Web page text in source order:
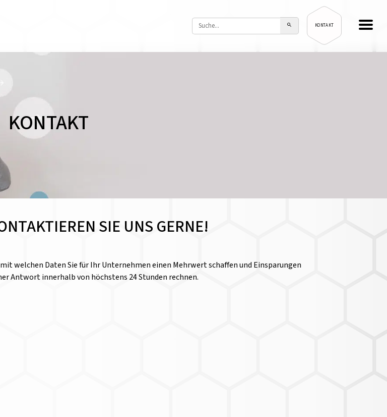
KONTAKT
KONTAKT
SIE UNS GERNE!
welchen Daten Sie für Ihr Unternehmen einen Mehrwert schaffen und Einsparungen
Antwort innerhalb von höchstens 24 Stunden rechnen.